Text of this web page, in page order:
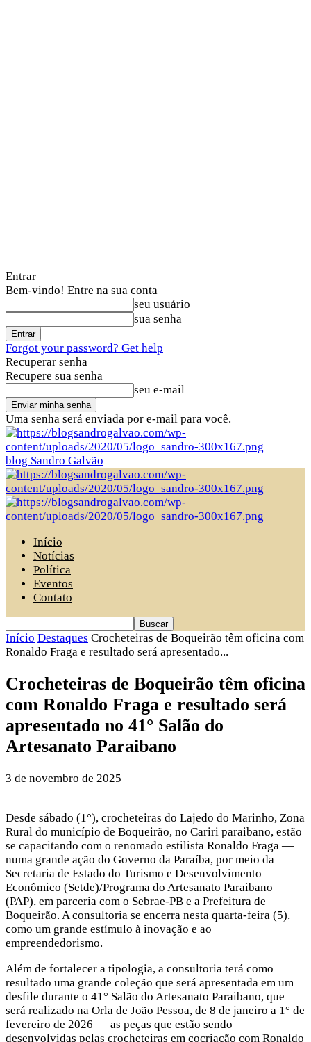
Entrar
Bem-vindo! Entre na sua conta
seu usuário
sua senha
Forgot your password? Get help
Recuperar senha
Recupere sua senha
seu e-mail
Uma senha será enviada por e-mail para você.
blog Sandro Galvão
Início
Notícias
Política
Eventos
Contato
Início Destaques Crocheteiras de Boqueirão têm oficina com
Ronaldo Fraga e resultado será apresentado...
Crocheteiras de Boqueirão têm oficina
com Ronaldo Fraga e resultado será
apresentado no 41° Salão do
Artesanato Paraibano
3 de novembro de 2025
Desde sábado (1°), crocheteiras do Lajedo do Marinho, Zona
Rural do município de Boqueirão, no Cariri paraibano, estão
se capacitando com o renomado estilista Ronaldo Fraga —
numa grande ação do Governo da Paraíba, por meio da
Secretaria de Estado do Turismo e Desenvolvimento
Econômico (Setde)/Programa do Artesanato Paraibano
(PAP), em parceria com o Sebrae-PB e a Prefeitura de
Boqueirão. A consultoria se encerra nesta quarta-feira (5),
como um grande estímulo à inovação e ao
empreendedorismo.
Além de fortalecer a tipologia, a consultoria terá como
resultado uma grande coleção que será apresentada em um
desfile durante o 41° Salão do Artesanato Paraibano, que
será realizado na Orla de João Pessoa, de 8 de janeiro a 1° de
fevereiro de 2026 — as peças que estão sendo
desenvolvidas pelas crocheteiras em cocriação com Ronaldo